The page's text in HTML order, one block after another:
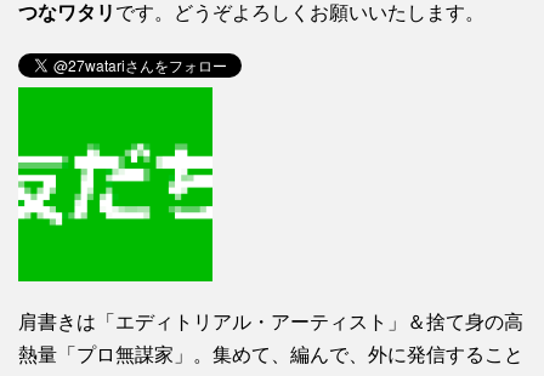
つなワタリ です。どうぞよろしくお願いいたします。
肩書きは「エディトリアル・アーティスト」＆捨て身の高
熱量「プロ無謀家」。集めて、編んで、外に発信すること